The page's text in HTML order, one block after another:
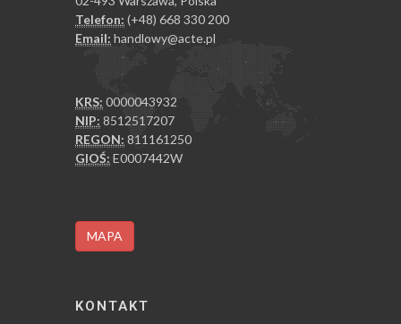
Telefon: (+48) 668 330 200
Email: handlowy@acte.pl
KRS: 0000043932
NIP: 8512517207
REGON: 811161250
GIOŚ: E0007442W
MAPA
KONTAKT